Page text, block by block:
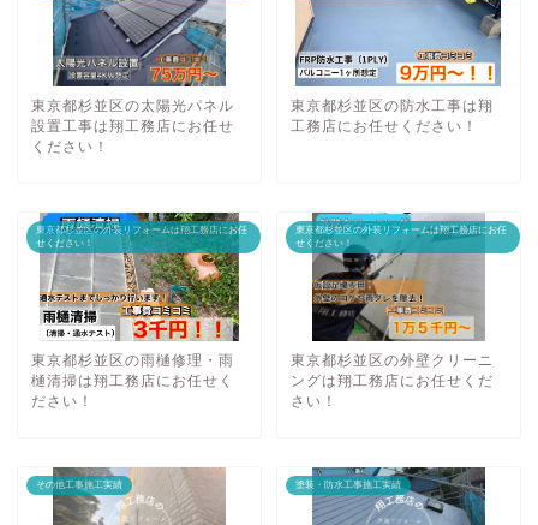
東京都杉並区の太陽光パネル
設置工事は翔工務店にお任せ
ください！
東京都杉並区の防水工事は翔
工務店にお任せください！
東京都杉並区の外装リフォームは翔工務店にお任
せください！
東京都杉並区の雨樋修理・雨
樋清掃は翔工務店にお任せく
ださい！
東京都杉並区の外装リフォームは翔工務店にお任
せください！
東京都杉並区の外壁クリーニ
ングは翔工務店にお任せくだ
さい！
その他工事施工実績 塗装・防水工事施工実績